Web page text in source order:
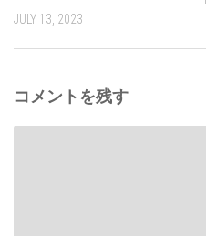
JULY 13, 2023
コメントを残す